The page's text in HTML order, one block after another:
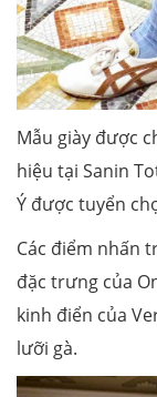
Mẫu giày được
hiệu tại Sanin
Ý được tuyển
Các điểm nhấn
đặc trưng của
kinh điển của
lưỡi gà.